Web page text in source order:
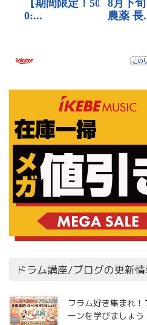
ドラム講座/ブログの更新
フラム好き集まれ
ーンを学びましょう